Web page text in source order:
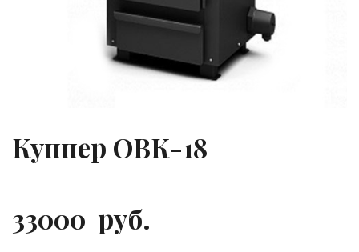
Куппер ОВК-18
33000 руб.